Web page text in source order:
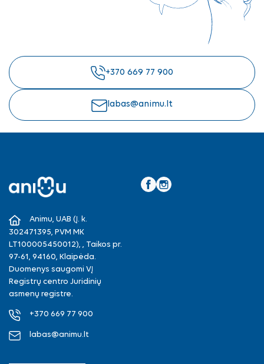
+370 669 77 900
labas@animu.lt
Animu, UAB (Į. k.
302471395, PVM MK
LT100005450012), , Taikos pr.
97-61, 94160, Klaipėda.
Duomenys saugomi VĮ
Registrų centro Juridinių
asmenų registre.
+370 669 77 900
labas@animu.lt